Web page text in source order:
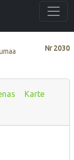
Nr2030
Karte